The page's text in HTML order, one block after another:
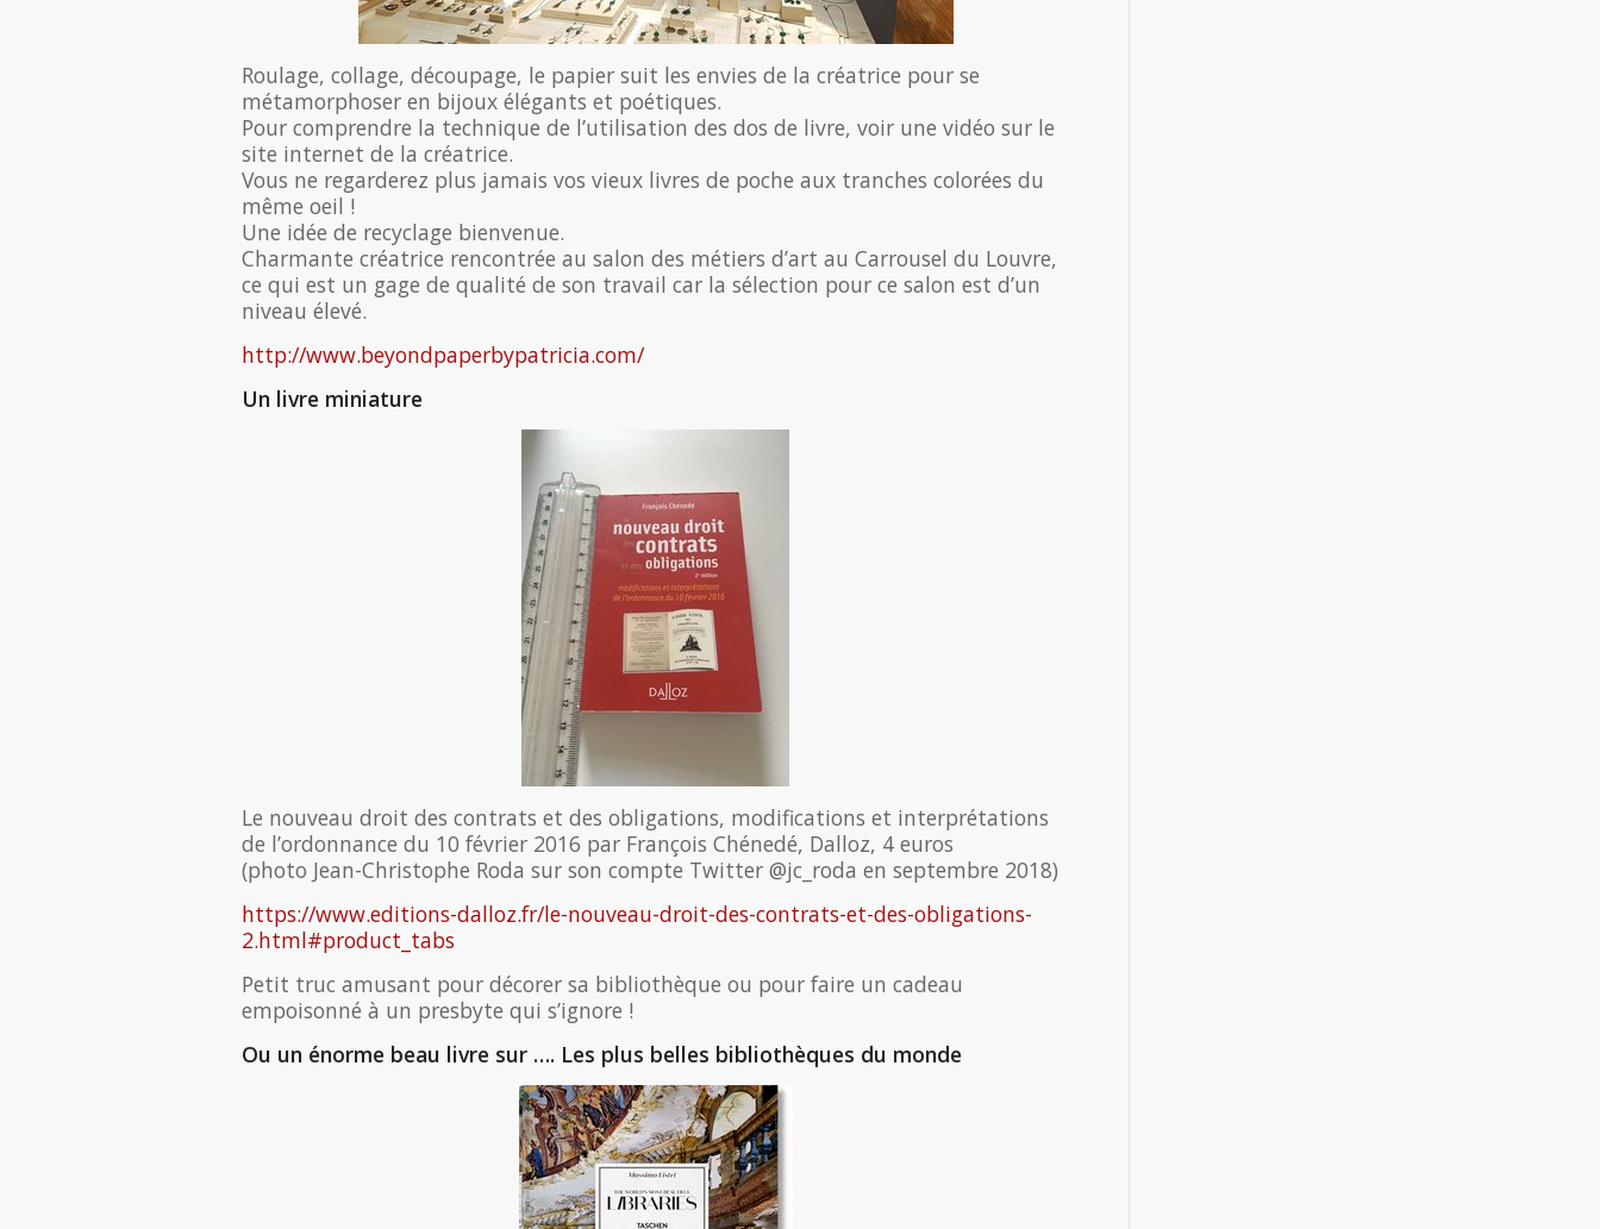
Roulage, collage, découpage, le papier suit les envies de la créatrice pour se
métamorphoser en bijoux élégants et poétiques.
Pour comprendre la technique de l’utilisation des dos de livre, voir une vidéo sur le
site internet de la créatrice.
Vous ne regarderez plus jamais vos vieux livres de poche aux tranches colorées du
même oeil !
Une idée de recyclage bienvenue.
Charmante créatrice rencontrée au salon des métiers d’art au Carrousel du Louvre,
ce qui est un gage de qualité de son travail car la sélection pour ce salon est d’un
niveau élevé.
http://www.beyondpaperbypatricia.com/
Un livre miniature
Le nouveau droit des contrats et des obligations, modifications et interprétations
de l’ordonnance du 10 février 2016 par François Chénedé, Dalloz, 4 euros
(photo Jean-Christophe Roda sur son compte Twitter @jc_roda en septembre 2018)
https://www.editions-dalloz.fr/le-nouveau-droit-des-contrats-et-des-obligations-
2.html#product_tabs
Petit truc amusant pour décorer sa bibliothèque ou pour faire un cadeau
empoisonné à un presbyte qui s’ignore !
Ou un énorme beau livre sur …. Les plus belles bibliothèques du monde